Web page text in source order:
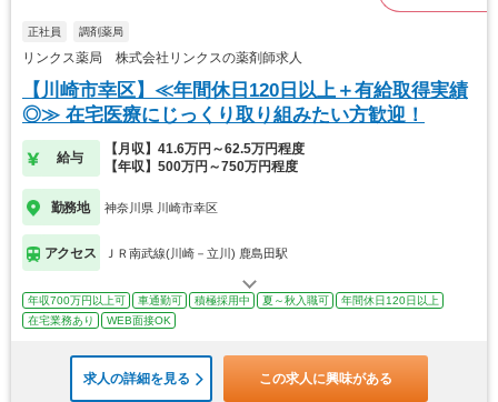
正社員 調剤薬局
リンクス薬局 株式会社リンクスの薬剤師求人
【川崎市幸区】≪年間休日120日以上＋有給取得実績
◎≫ 在宅医療にじっくり取り組みたい方歓迎！
給与
【月収】41.6万円～62.5万円程度
【年収】500万円～750万円程度
勤務地 神奈川県 川崎市幸区
アクセス ＪＲ南武線(川崎－立川) 鹿島田駅
年収700万円以上可 車通勤可 積極採用中 夏～秋入職可
年間休日120日以上
在宅業務あり
WEB面接OK
求人の詳細を見る この求人に興味がある